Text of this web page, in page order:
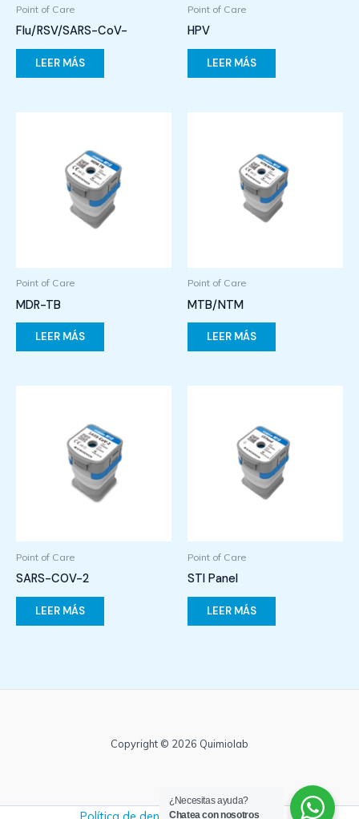
Point of Care
Flu/RSV/SARS-CoV-
LEER MÁS
Point of Care
HPV
LEER MÁS
Point of Care
MDR-TB
LEER MÁS
Point of Care
MTB/NTM
LEER MÁS
Point of Care
SARS-COV-2
LEER MÁS
Point of Care
STI Panel
LEER MÁS
Copyright © 2026 Quimiolab
¿Necesitas ayuda?
Chatea con nosotros